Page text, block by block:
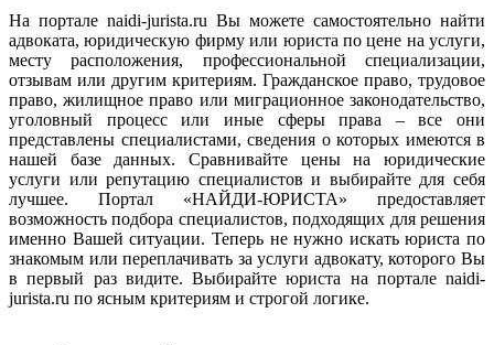
На портале naidi-jurista.ru Вы можете самостоятельно найти
адвоката, юридическую фирму или юриста по цене на услуги,
месту расположения, профессиональной специализации,
отзывам или другим критериям. Гражданское право, трудовое
право, жилищное право или миграционное законодательство,
уголовный процесс или иные сферы права – все они
представлены специалистами, сведения о которых имеются в
нашей базе данных. Сравнивайте цены на юридические
услуги или репутацию специалистов и выбирайте для себя
лучшее. Портал «НАЙДИ-ЮРИСТА» предоставляет
возможность подбора специалистов, подходящих для решения
именно Вашей ситуации. Теперь не нужно искать юриста по
знакомым или переплачивать за услуги адвокату, которого Вы
в первый раз видите. Выбирайте юриста на портале naidi-
jurista.ru по ясным критериям и строгой логике.